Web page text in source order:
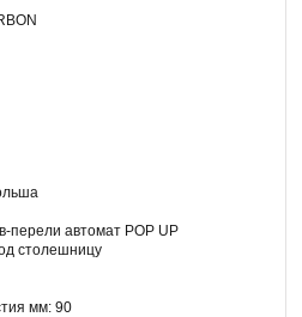
перели автомат POP UP
столешницу
мм: 90